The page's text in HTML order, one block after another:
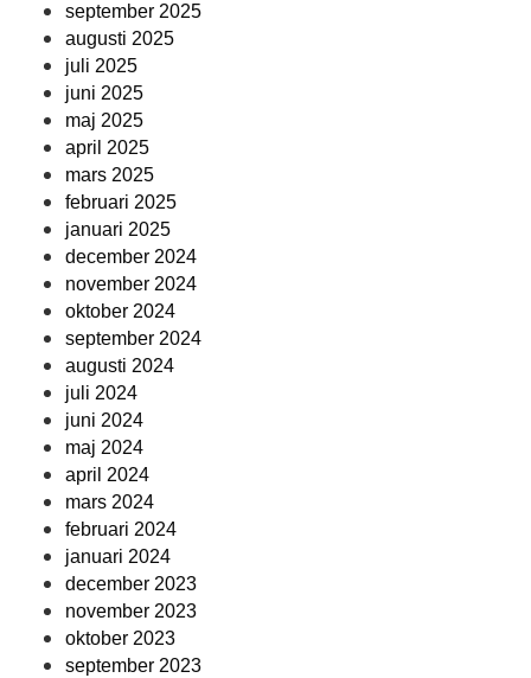
september 2025
augusti 2025
juli 2025
juni 2025
maj 2025
april 2025
mars 2025
februari 2025
januari 2025
december 2024
november 2024
oktober 2024
september 2024
augusti 2024
juli 2024
juni 2024
maj 2024
april 2024
mars 2024
februari 2024
januari 2024
december 2023
november 2023
oktober 2023
september 2023